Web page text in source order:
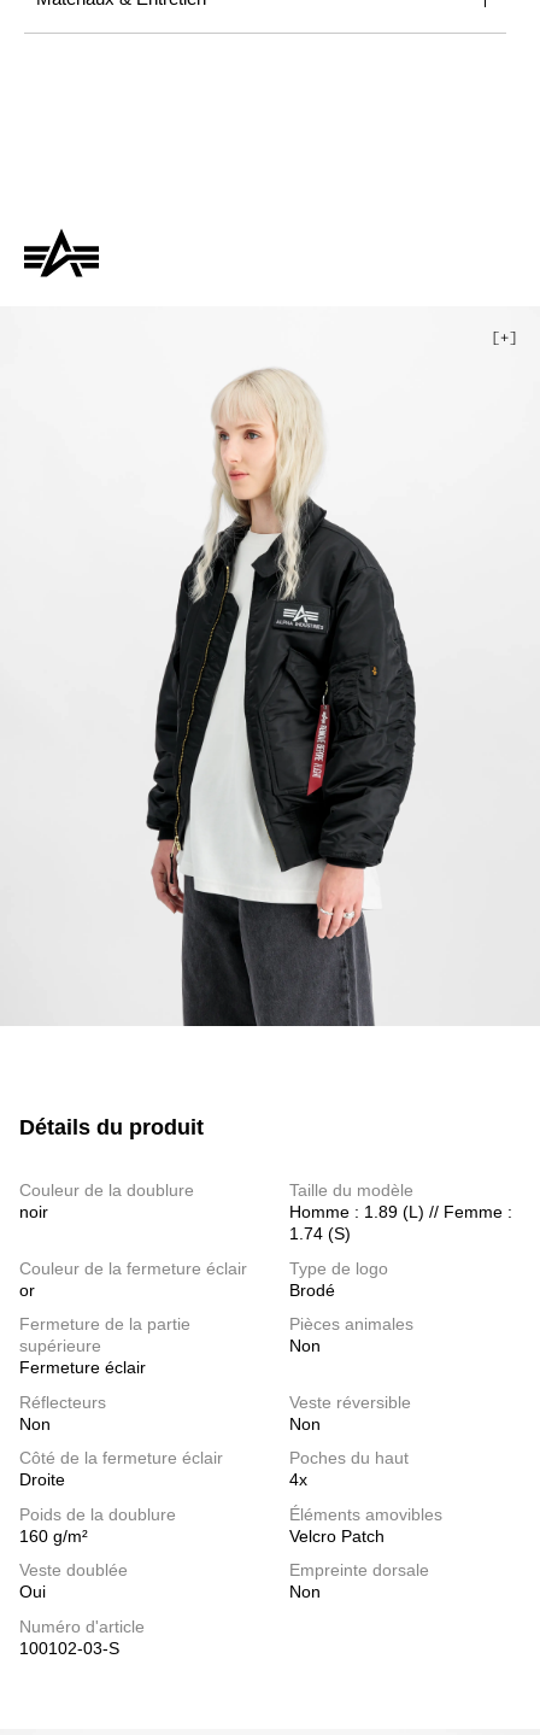
Détails du produit
Couleur de la doublure
noir
Taille du modèle
Homme : 1.89 (L) // Femme :
1.74 (S)
Couleur de la fermeture éclair
or
Type de logo
Brodé
Fermeture de la partie
supérieure
Fermeture éclair
Pièces animales
Non
Réflecteurs
Non
Veste réversible
Non
Côté de la fermeture éclair
Droite
Poches du haut
4x
Poids de la doublure
160 g/m²
Éléments amovibles
Velcro Patch
Veste doublée
Oui
Empreinte dorsale
Non
Numéro d'article
100102-03-S